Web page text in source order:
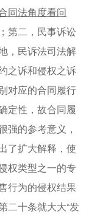
同法角度看问
；第二，民事诉讼
，民诉法司法解
之诉和侵权之诉
对应的合同履行
定性，故合同履
强的参考意义，
了扩大解释，使
权类型之一的专
行为的侵权结果
二十条就大大“发